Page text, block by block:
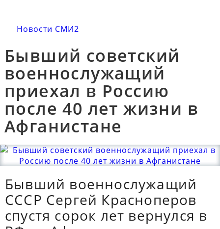
Новости СМИ2
Бывший советский
военнослужащий
приехал в Россию
после 40 лет жизни в
Афганистане
Бывший военнослужащий
СССР Сергей Красноперов
спустя сорок лет вернулся в